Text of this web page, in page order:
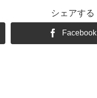
シェアする
Facebook